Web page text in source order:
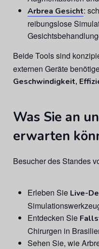
Arbrea Gesicht:
reibungslose
Beide Tools sind
externen Geräte
Geschwindigkeit,
Was Sie an
erwarten
Besucher des Standes
Erleben Sie Live-
Entdecken Sie
Chirurgen in
Sehen Sie, wie